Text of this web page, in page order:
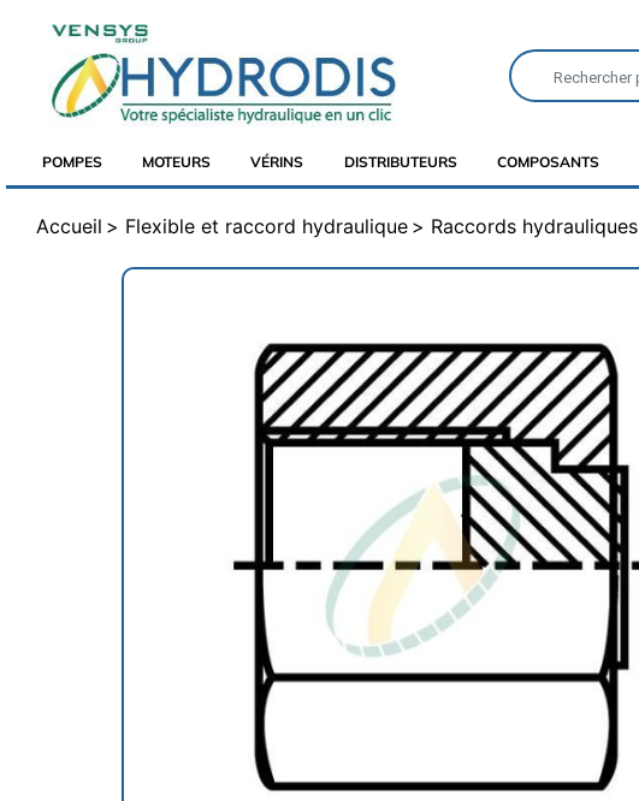
POMPES MOTEURS VÉRINS DISTRIBUTEURS COMPOSANTS
Accueil Flexible et raccord hydraulique Raccords hydrauliques